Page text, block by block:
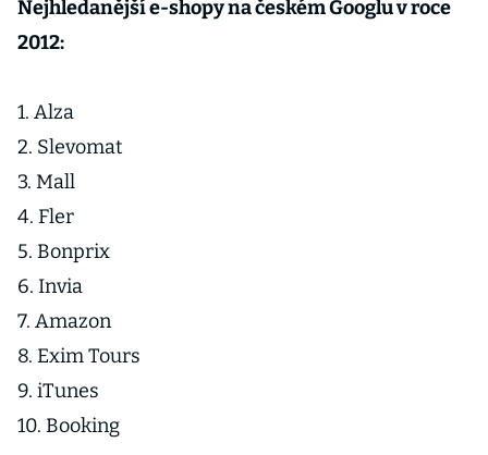
Nejhledanější e-shopy na českém Googlu v roce
2012:
1. Alza
2. Slevomat
3. Mall
4. Fler
5. Bonprix
6. Invia
7. Amazon
8. Exim Tours
9. iTunes
10. Booking